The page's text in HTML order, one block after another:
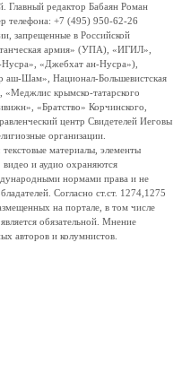
Главный редактор Бабаян Роман
телефона: +7 (495) 950-62-26
запрещенные в Российской
армия» (УПА), «ИГИЛ»,
«Джебхат ан-Нусра»),
аш-Шам», Национал-Большевистская
крымско-татарского
«Братство» Корчинского,
центр Свидетелей Иеговы
организации.
материалы, элементы
и аудио охраняются
нормами права и не
Согласно ст.ст. 1274,1275
на портале, в том числе
обязательной. Мнение
авторов и колумнистов.